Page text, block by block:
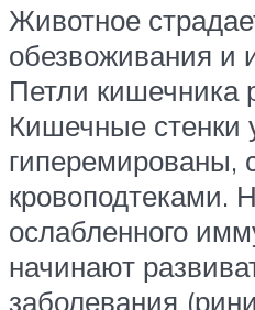
Животное
обезвоживания и
Петли кишечника
Кишечные стенки
гиперемированы,
кровоподтеками.
ослабленного
начинают
заболевания